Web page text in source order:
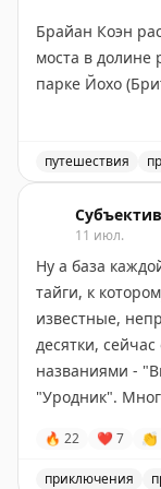
Ну а пока –
никакая серая
ваши ЮЮ.
#ДомСолнца
🟨 Мы есть
Брайан Коэн
моста в долине
парке Йохо
достаточно
парковки.
эрозии
реки. Река
создавая
водяными
сам Природный
подходит для
достаточно.
бывает
The Gate with
путешествия
11 июл.
Ну а база
тайги, к
известные,
десятки,
названиями -
"Уродник".
увидишь, а
🔥 22 ❤ 7 👏
приключения